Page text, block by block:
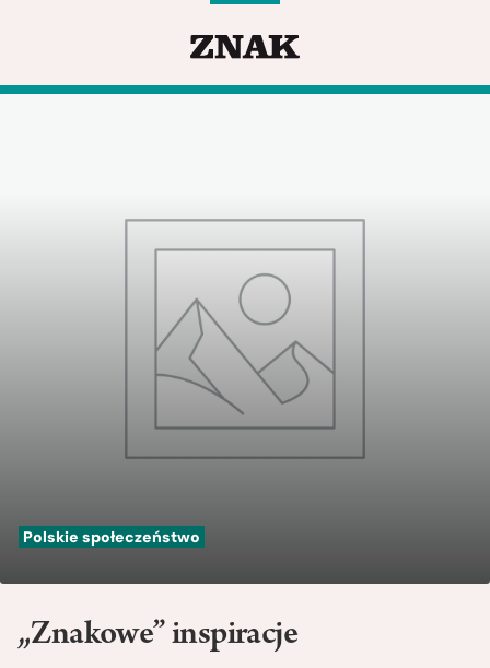
Polskie społeczeństwo
„Znakowe” inspiracje